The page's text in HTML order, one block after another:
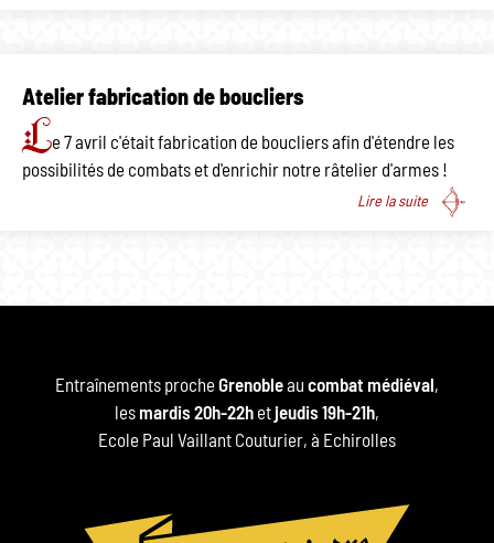
Atelier fabrication de boucliers
Le 7 avril c'était fabrication de boucliers afin d'étendre les
possibilités de combats et d'enrichir notre râtelier d'armes !
Lire la suite
Entraînements procheGrenobleau combat médiéval ,
les mardis 20h-22h etjeudis 19h-21h,
Ecole Paul Vaillant Couturier, à Echirolles